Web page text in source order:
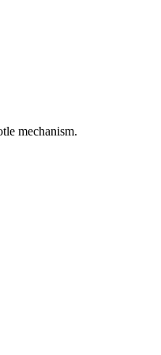
mechanism.